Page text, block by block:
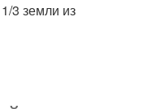
3 земли из